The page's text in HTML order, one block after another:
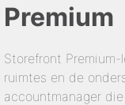
Premium
Storefront
ruimtes en de
accountmanager